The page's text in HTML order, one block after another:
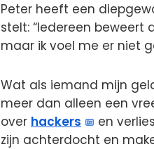
Peter heeft een
stelt: “Iedereen
maar ik voel me er niet
Wat als iemand mijn
meer dan alleen een
over hackers
en
zijn achterdocht en